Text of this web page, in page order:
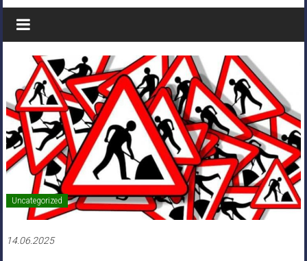
Monheim
Uncategorized
14.06.2025